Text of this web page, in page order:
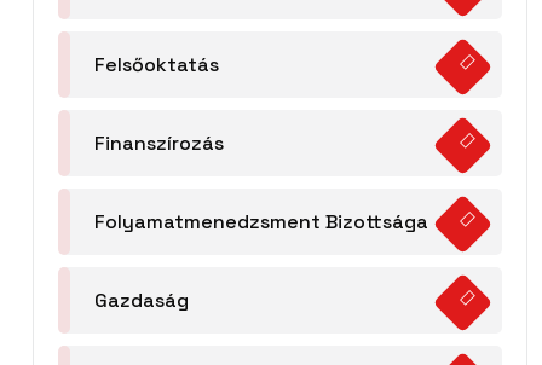
Felsőoktatás
Finanszírozás
Folyamatmenedzsment Bizottsága
Gazdaság